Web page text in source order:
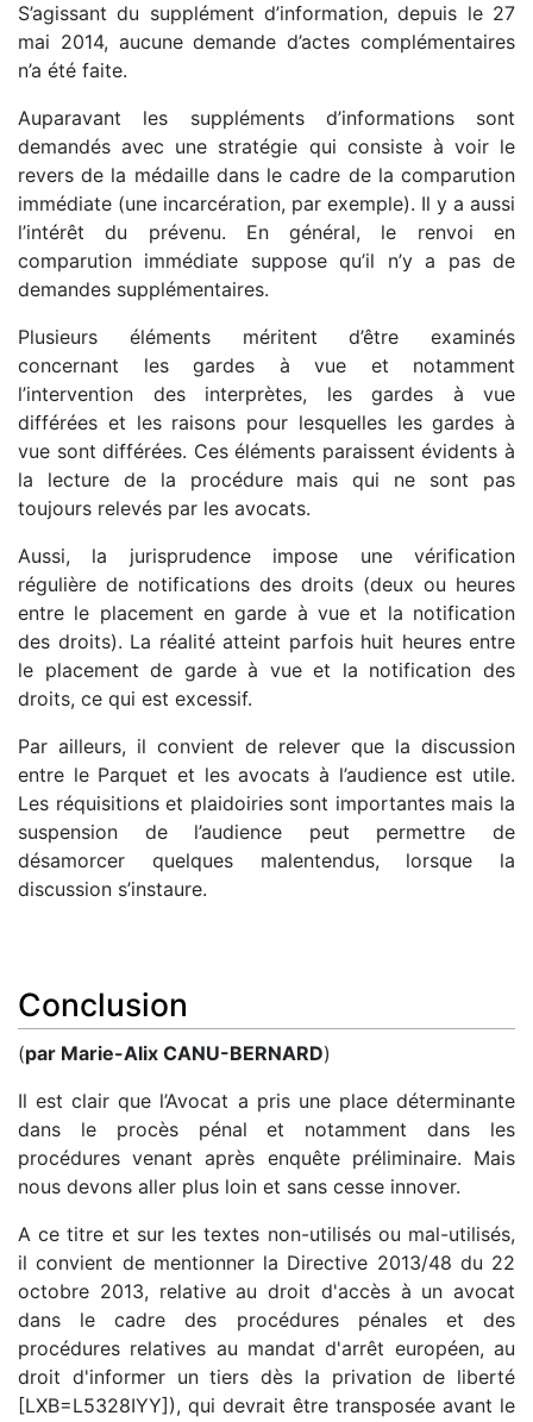
S’agissant du supplément d’information, depuis le 27
mai 2014, aucune demande d’actes complémentaires
n’a été faite.
Auparavant les suppléments d’informations sont
demandés avec une stratégie qui consiste à voir le
revers de la médaille dans le cadre de la comparution
immédiate (une incarcération, par exemple). Il y a aussi
l’intérêt du prévenu. En général, le renvoi en
comparution immédiate suppose qu’il n’y a pas de
demandes supplémentaires.
Plusieurs éléments méritent d’être examinés
concernant les gardes à vue et notamment
l’intervention des interprètes, les gardes à vue
différées et les raisons pour lesquelles les gardes à
vue sont différées. Ces éléments paraissent évidents à
la lecture de la procédure mais qui ne sont pas
toujours relevés par les avocats.
Aussi, la jurisprudence impose une vérification
régulière de notifications des droits (deux ou heures
entre le placement en garde à vue et la notification
des droits). La réalité atteint parfois huit heures entre
le placement de garde à vue et la notification des
droits, ce qui est excessif.
Par ailleurs, il convient de relever que la discussion
entre le Parquet et les avocats à l’audience est utile.
Les réquisitions et plaidoiries sont importantes mais la
suspension de l’audience peut permettre de
désamorcer quelques malentendus, lorsque la
discussion s’instaure.
Conclusion
(par Marie-Alix CANU-BERNARD)
Il est clair que l’Avocat a pris une place déterminante
dans le procès pénal et notamment dans les
procédures venant après enquête préliminaire. Mais
nous devons aller plus loin et sans cesse innover.
A ce titre et sur les textes non-utilisés ou mal-utilisés,
il convient de mentionner la Directive 2013/48 du 22
octobre 2013, relative au droit d'accès à un avocat
dans le cadre des procédures pénales et des
procédures relatives au mandat d'arrêt européen, au
droit d'informer un tiers dès la privation de liberté
[LXB=L5328IYY]), qui devrait être transposée avant le